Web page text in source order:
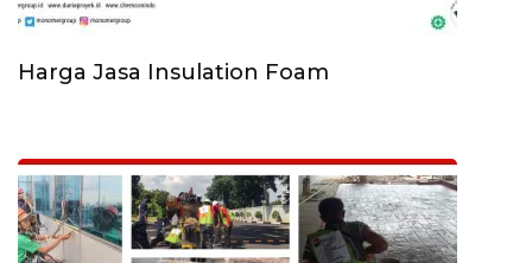
Harga Jasa Insulation Foam